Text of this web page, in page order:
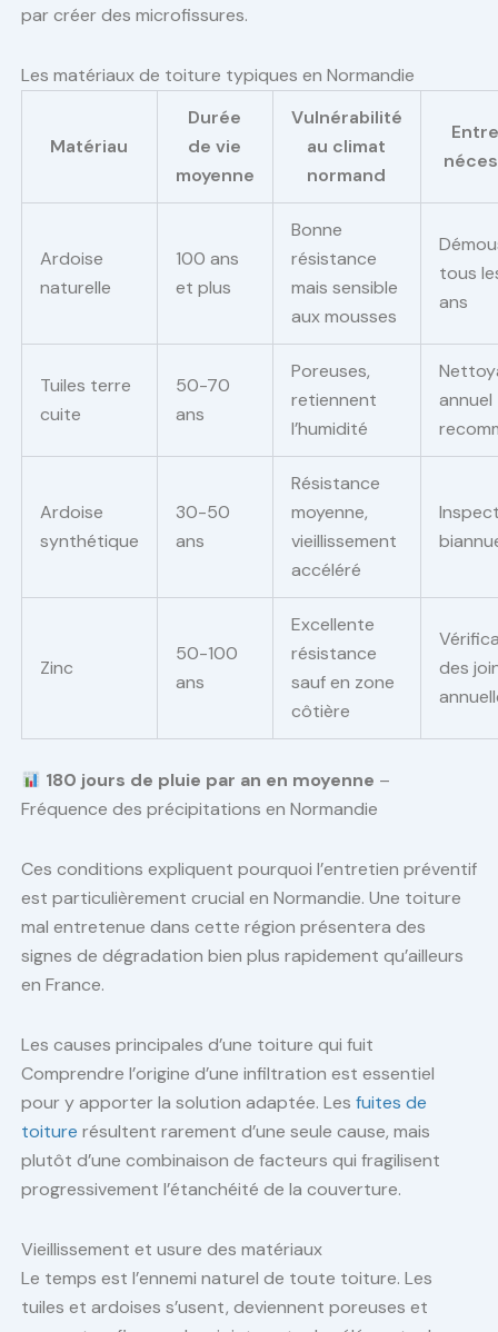
par créer des microfissures.
Les matériaux de toiture typiques en Normandie
Matériau
Durée
de vie
moyenne
Vulnérabilité
au climat
normand
Ardoise
naturelle
100 ans
et plus
Bonne
résistance
mais sensible
aux mousses
tous
ans
Tuiles terre
cuite
50-70
ans
Poreuses,
retiennent
l’humidité
annuel
Ardoise
synthétique
30-50
ans
Résistance
moyenne,
vieillissement
accéléré
Zinc
50-100
ans
Excellente
résistance
sauf en zone
côtière
des
180 jours de pluie par an en moyenne –
Fréquence des précipitations en Normandie
Ces conditions expliquent pourquoi l’entretien préventif
est particulièrement crucial en Normandie. Une toiture
mal entretenue dans cette région présentera des
signes de dégradation bien plus rapidement qu’ailleurs
en France.
Les causes principales d’une toiture qui fuit
Comprendre l’origine d’une infiltration est essentiel
pour y apporter la solution adaptée. Les fuites de
toiture résultent rarement d’une seule cause, mais
plutôt d’une combinaison de facteurs qui fragilisent
progressivement l’étanchéité de la couverture.
Vieillissement et usure des matériaux
Le temps est l’ennemi naturel de toute toiture. Les
tuiles et ardoises s’usent, deviennent poreuses et